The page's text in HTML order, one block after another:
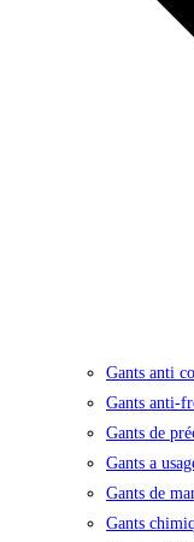
Gants anti
Gants anti-
Gants de
Gants a
Gants de
Gants